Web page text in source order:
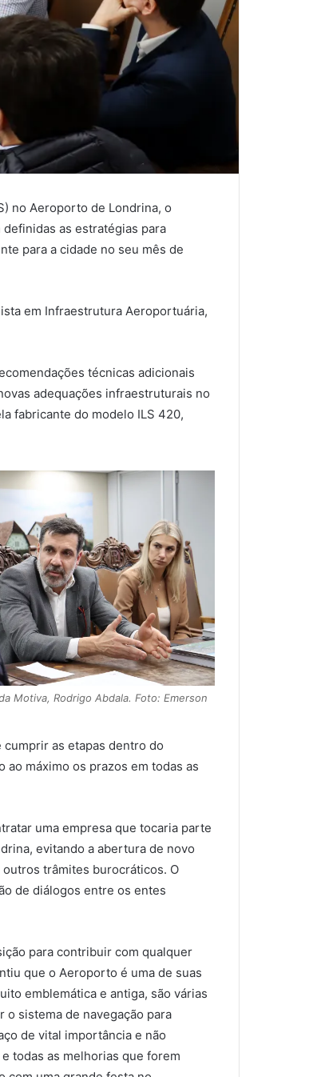
no Aeroporto de Londrina, o
as estratégias para
para a cidade no seu mês de
em Infraestrutura Aeroportuária,
técnicas adicionais
adequações infraestruturais no
fabricante do modelo ILS 420,
Motiva, Rodrigo Abdala. Foto: Emerson
cumprir as etapas dentro do
máximo os prazos em todas as
uma empresa que tocaria parte
evitando a abertura de novo
trâmites burocráticos. O
de diálogos entre os entes
para contribuir com qualquer
que o Aeroporto é uma de suas
emblemática e antiga, são várias
o sistema de navegação para
de vital importância e não
todas as melhorias que forem